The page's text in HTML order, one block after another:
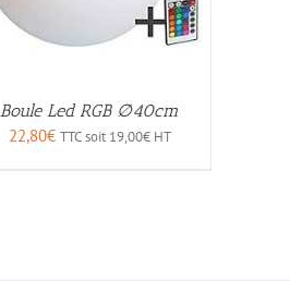
Boule Led RGB ∅40cm
22,80€ TTC soit 19,00€HT